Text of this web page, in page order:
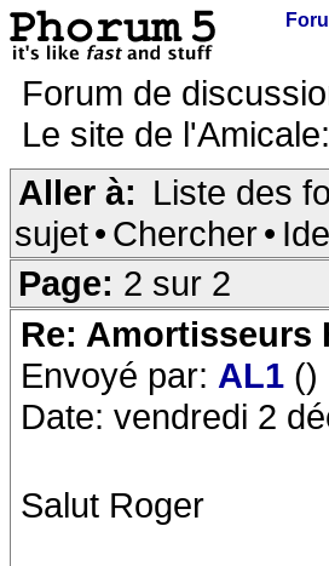
Forum de
Le site de l'Amicale:
Aller à: Liste des
sujet• Chercher•
Page: 2 sur 2
Re: Amortisseurs
Envoyé par: AL1 ()
Date: vendredi 2
Salut Roger